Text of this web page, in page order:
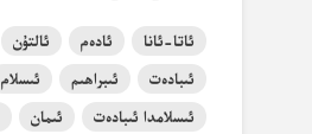
ئاتا-ئانا ئادەم ئالتۇن
ئىبادەت
ئىبراھىم
ئىسلام
ئىسلامدا ئىبادەت
ئىمان